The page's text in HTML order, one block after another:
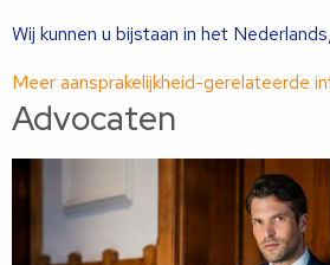
Wij kunnen u bijstaan in het Nederlands,
Meer aansprakelijkheid-gerelateerde
Advocaten